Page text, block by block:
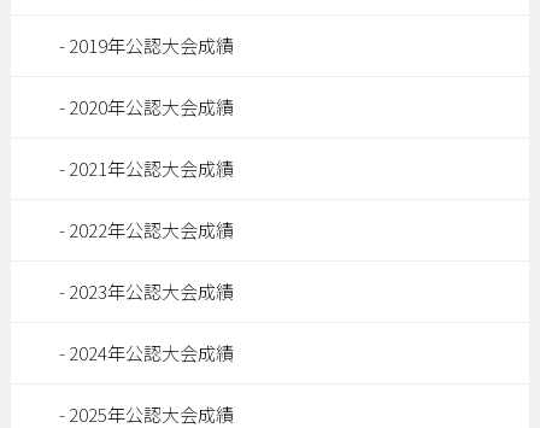
2019年公認大会成績
2020年公認大会成績
2021年公認大会成績
2022年公認大会成績
2023年公認大会成績
2024年公認大会成績
2025年公認大会成績